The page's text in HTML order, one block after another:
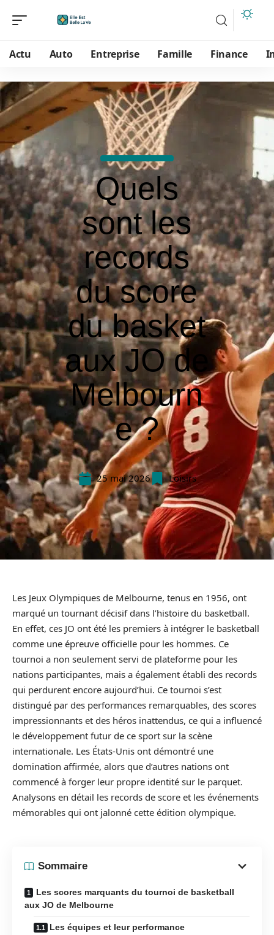
Actu Auto Entreprise Famille Finance
Quels
sont les
records
du score
du basket
aux JO de
Melbourn
e ?
25 mai 2026 Loisirs
Les Jeux Olympiques de Melbourne, tenus en 1956, ont
marqué un tournant décisif dans l’histoire du basketball.
En effet, ces JO ont été les premiers à intégrer le basketball
comme une épreuve officielle pour les hommes. Ce
tournoi a non seulement servi de plateforme pour les
nations participantes, mais a également établi des records
qui perdurent encore aujourd’hui. Ce tournoi s’est
distingué par des performances remarquables, des scores
impressionnants et des héros inattendus, ce qui a influencé
le développement futur de ce sport sur la scène
internationale. Les États-Unis ont démontré une
domination affirmée, alors que d’autres nations ont
commencé à forger leur propre identité sur le parquet.
Analysons en détail les records de score et les événements
mémorables qui ont jalonné cette édition olympique.
Sommaire
Les scores marquants du tournoi de basketball
aux JO de Melbourne
Les équipes et leur performance